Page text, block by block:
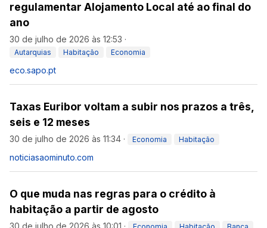
regulamentar Alojamento Local até ao final do
ano
30 de julho de 2026 às 12:53 ·
Autarquias Habitação Economia
eco.sapo.pt
Taxas Euribor voltam a subir nos prazos a três,
seis e 12 meses
30 de julho de 2026 às 11:34 · Economia Habitação
noticiasaominuto.com
O que muda nas regras para o crédito à
habitação a partir de agosto
30 de julho de 2026 às 10:01 ·